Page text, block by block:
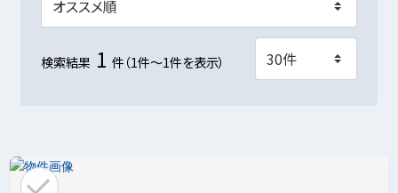
検索結果 1 件（1件～1件を表示）